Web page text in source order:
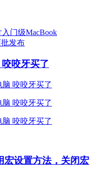
咬牙买了
宏设置方法，关闭宏